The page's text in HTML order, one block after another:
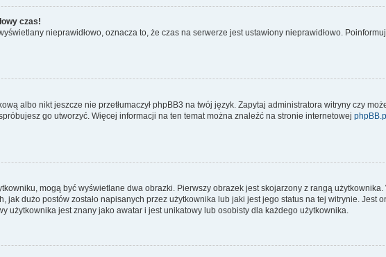
czas!
nieprawidłowo, oznacza to, że czas na serwerze jest ustawiony nieprawidłowo.
albo nikt jeszcze nie przetłumaczył phpBB3 na twój język. Zapytaj administratora witryny czy
go utworzyć. Więcej informacji na ten temat można znaleźć na stronie internetowej
mogą być wyświetlane dwa obrazki. Pierwszy obrazek jest skojarzony z rangą użytkownika.
dużo postów zostało napisanych przez użytkownika lub jaki jest jego status na tej witrynie. Jest
jest znany jako awatar i jest unikatowy lub osobisty dla każdego użytkownika.